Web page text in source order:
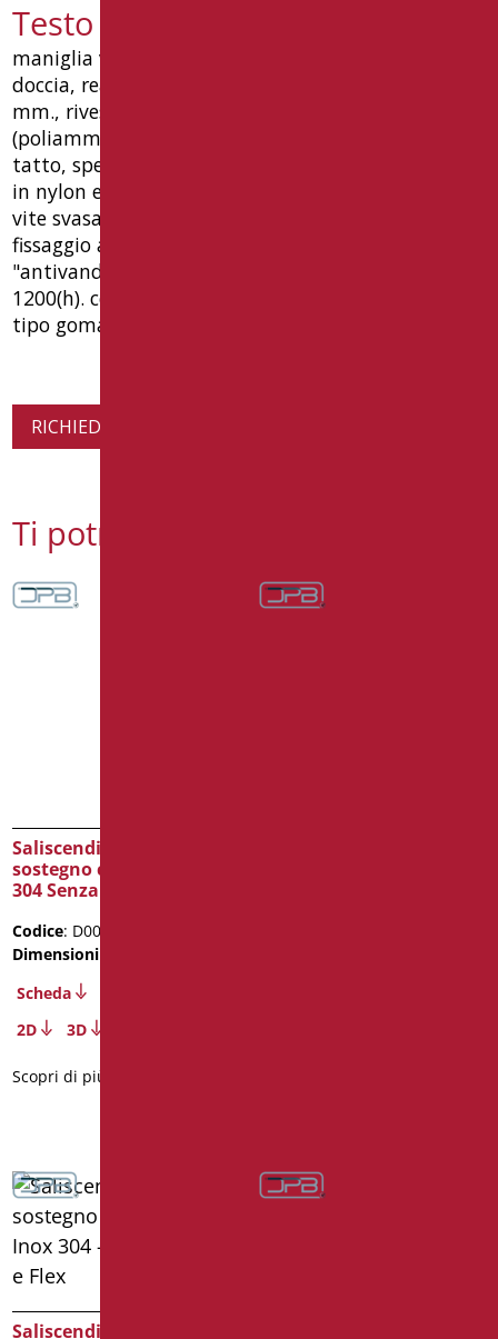
Testo capitolato AN-030SDF/01
maniglia verticale ø35 mm con funzione saliscendi
doccia, realizzata in tubo di alluminio spessore 2
mm., rivestito con materiale termoplastico nylon
(poliammide 6) colore bianco ral9016, caldo al
tatto, spessore 2 mm, unita con giunti di innesto
in nylon e barra filettata in acciaio, completa di:
vite svasata di unione ø8 mm, piattelli per
fissaggio a parete in nylon, a 6 fori, rosoni funzione
"antivandalo". dimensioni mm 75(l) x 85(p) x
1200(h). ce dispositivo medicale, garanzia 10 anni.
tipo goman codice an-030sdf/01
RICHIEDI INFORMAZIONI SUL PRODOTTO
Ti potrebbe interessare
Saliscendi Doccia di
sostegno cm. 120 – Inox
304 Senza Doccia e Flex
Codice: D0030SDF/93
Dimensioni
Scheda
2D
3D
Scopri di più
Saliscendi Doccia di